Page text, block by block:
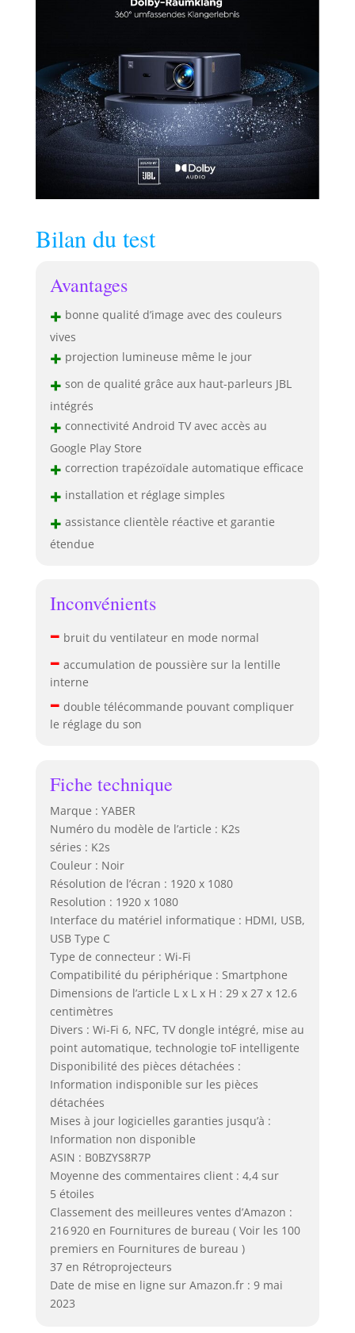
Bilan du test
Avantages
+ bonne qualité d’image avec des couleurs
vives
+ projection lumineuse même le jour
+ son de qualité grâce aux haut-parleurs JBL
intégrés
+ connectivité Android TV avec accès au
Google Play Store
+ correction trapézoïdale automatique efficace
+ installation et réglage simples
+ assistance clientèle réactive et garantie
étendue
Inconvénients
– bruit du ventilateur en mode normal
– accumulation de poussière sur la lentille
interne
– double télécommande pouvant compliquer
le réglage du son
Fiche technique
Marque : YABER
Numéro du modèle de l’article : K2s
séries : K2s
Couleur : Noir
Résolution de l’écran : 1920 x 1080
Resolution : 1920 x 1080
Interface du matériel informatique : HDMI, USB,
USB Type C
Type de connecteur : Wi-Fi
Compatibilité du périphérique : Smartphone
Dimensions de l’article L x L x H : 29 x 27 x 12.6
centimètres
Divers : Wi-Fi 6, NFC, TV dongle intégré, mise au
point automatique, technologie toF intelligente
Disponibilité des pièces détachées :
Information indisponible sur les pièces
détachées
Mises à jour logicielles garanties jusqu’à :
Information non disponible
ASIN : B0BZYS8R7P
Moyenne des commentaires client : 4,4 sur
5 étoiles
Classement des meilleures ventes d’Amazon :
216 920 en Fournitures de bureau ( Voir les 100
premiers en Fournitures de bureau )
37 en Rétroprojecteurs
Date de mise en ligne sur Amazon.fr : 9 mai
2023